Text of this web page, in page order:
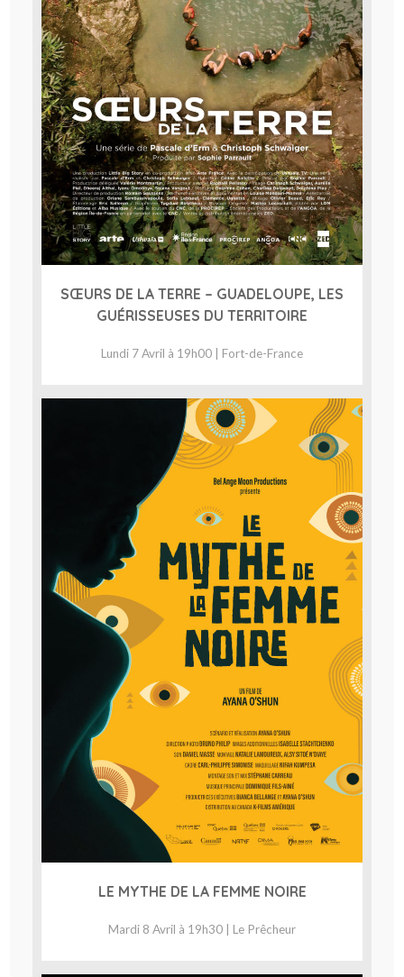
SŒURS DE LA TERRE – GUADELOUPE, LES
GUÉRISSEUSES DU TERRITOIRE
Lundi 7 Avril à 19h00 | Fort-de-France
LE MYTHE DE LA FEMME NOIRE
Mardi 8 Avril à 19h30 | Le Prêcheur